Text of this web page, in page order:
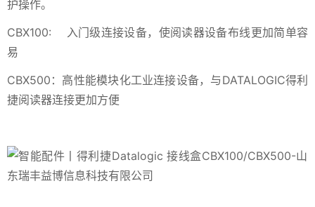
护操作。
CBX100: 入门级连接设备，使阅读器设备布线更加简单容
易
CBX500：高性能模块化工业连接设备，与DATALOGIC得利
捷阅读器连接更加方便